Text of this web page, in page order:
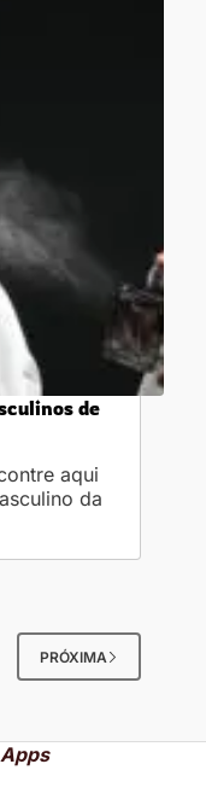
de
aqui
da
PRÓXIMA